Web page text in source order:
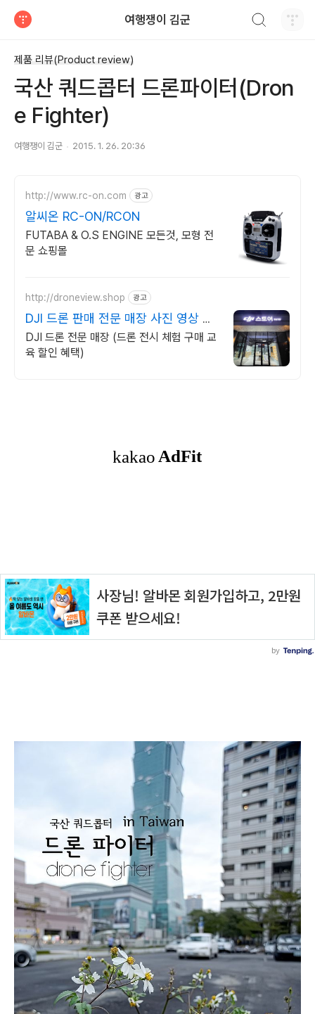
여행쟁이 김군
제품 리뷰(Product review)
국산 쿼드콥터 드론파이터(Dron
e Fighter)
여행쟁이 김군 2015. 1. 26. 20:36
http://www.rc-on.com 광고
알씨온 RC-ON/RCON
FUTABA & O.S ENGINE 모든것, 모형 전
문 쇼핑몰
http://droneview.shop 광고
DJI 드론 판매 전문 매장 사진 영상 항
공촬영 교육전문
DJI 드론 전문 매장 (드론 전시 체험 구매 교
육 할인 혜택)